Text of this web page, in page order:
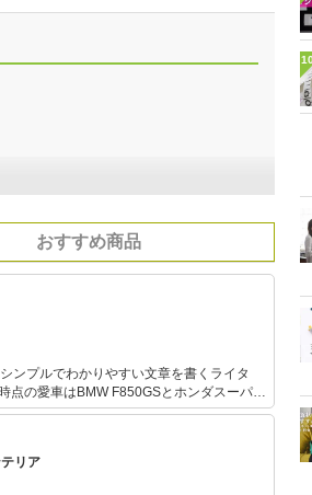
おすすめ商品
ンプルでわかりやすい文章を書くライタ
点の愛車はBMW F850GSとホンダスーパー
日帰り1,000kmツーリングや、スーパーカ
リア